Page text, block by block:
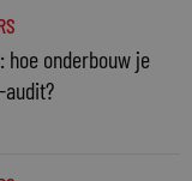
onderbouw je